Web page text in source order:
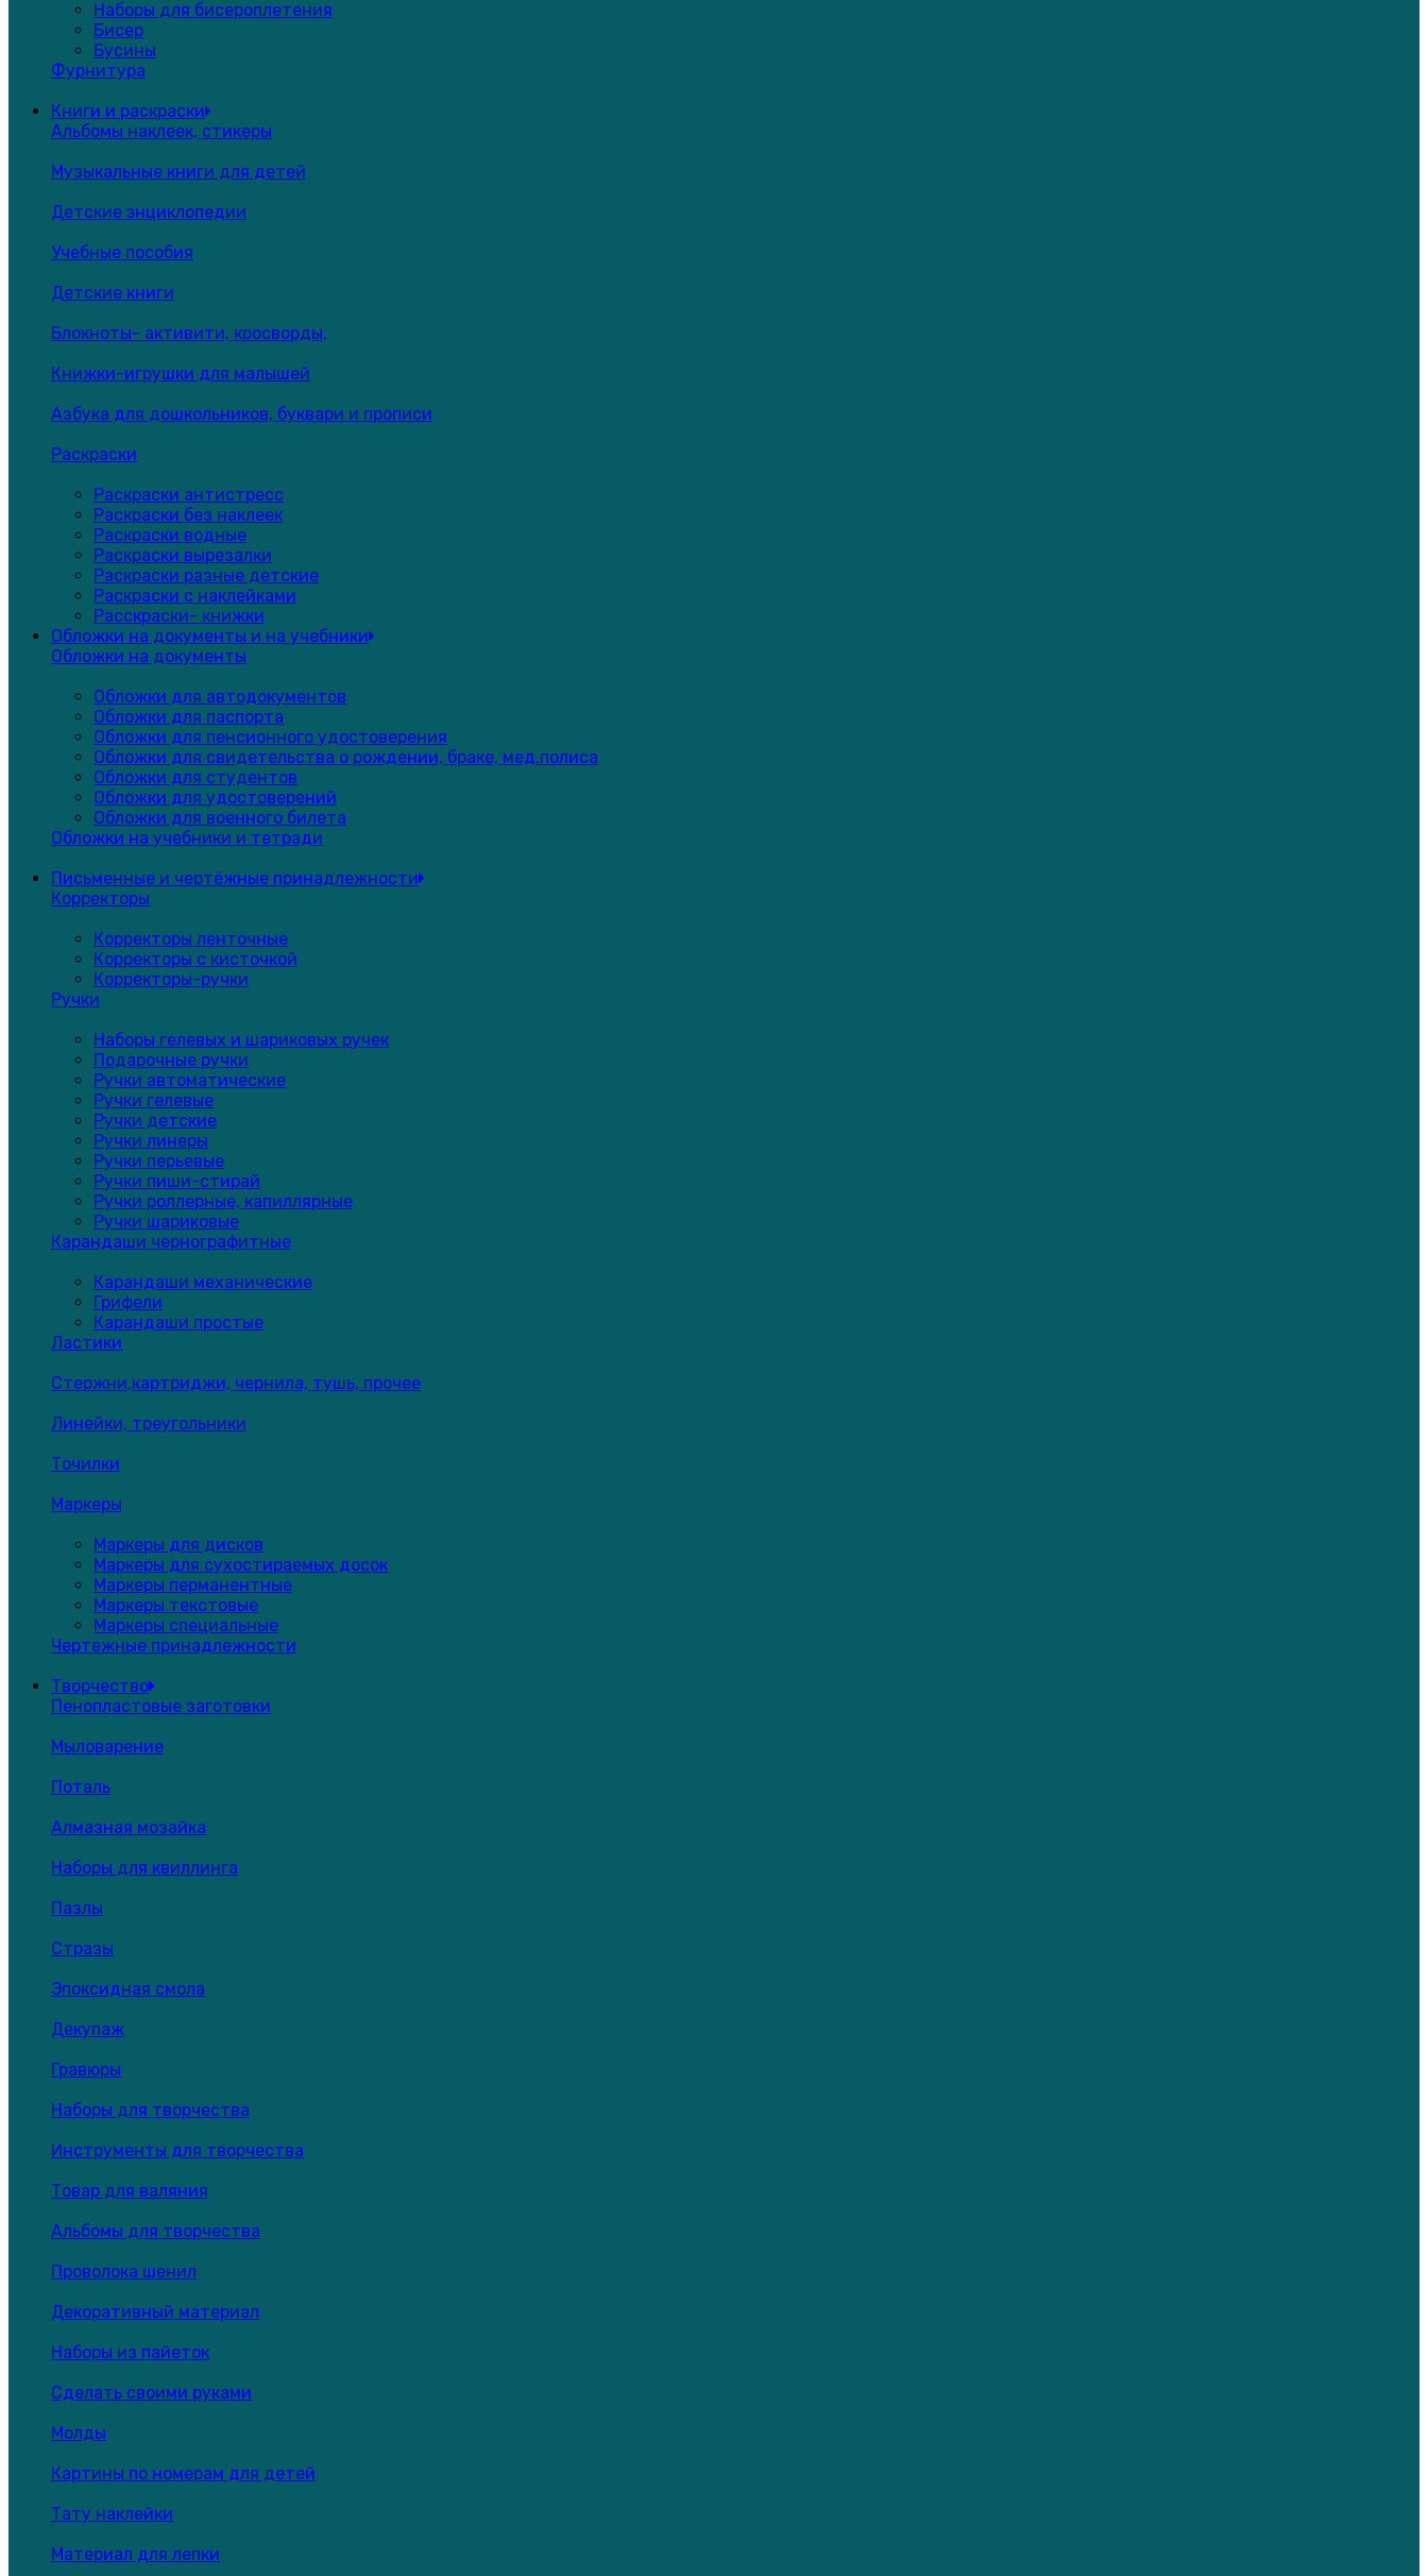
Наборы для бисероплетения
Бисер
Бусины
Фурнитура
Книги и раскраски
Альбомы наклеек, стикеры
Музыкальные книги для детей
Детские энциклопедии
Учебные пособия
Детские книги
Блокноты- активити, кросворды,
Книжки-игрушки для малышей
Азбука для дошкольников, буквари и прописи
Раскраски
Раскраски антистресс
Раскраски без наклеек
Раскраски водные
Раскраски вырезалки
Раскраски разные детские
Раскраски с наклейками
Расскраски- книжки
Обложки на документы и на учебники
Обложки на документы
Обложки для автодокументов
Обложки для паспорта
Обложки для пенсионного удостоверения
Обложки для свидетельства о рождении, браке, мед.полиса
Обложки для студентов
Обложки для удостоверений
Обложки для военного билета
Обложки на учебники и тетради
Письменные и чертёжные принадлежности
Корректоры
Корректоры ленточные
Корректоры с кисточкой
Корректоры-ручки
Ручки
Наборы гелевых и шариковых ручек
Подарочные ручки
Ручки автоматические
Ручки гелевые
Ручки детские
Ручки линеры
Ручки перьевые
Ручки пиши-стирай
Ручки роллерные, капиллярные
Ручки шариковые
Карандаши чернографитные
Карандаши механические
Грифели
Карандаши простые
Ластики
Стержни,картриджи, чернила, тушь, прочее
Линейки, треугольники
Точилки
Маркеры
Маркеры для дисков
Маркеры для сухостираемых досок
Маркеры перманентные
Маркеры текстовые
Маркеры специальные
Чертежные принадлежности
Творчество
Пенопластовые заготовки
Мыловарение
Поталь
Алмазная мозайка
Наборы для квиллинга
Пазлы
Стразы
Эпоксидная смола
Декупаж
Гравюры
Наборы для творчества
Инструменты для творчества
Товар для валяния
Альбомы для творчества
Проволока шенил
Декоративный материал
Наборы из пайеток
Сделать своими руками
Молды
Картины по номерам для детей
Тату наклейки
Материал для лепки